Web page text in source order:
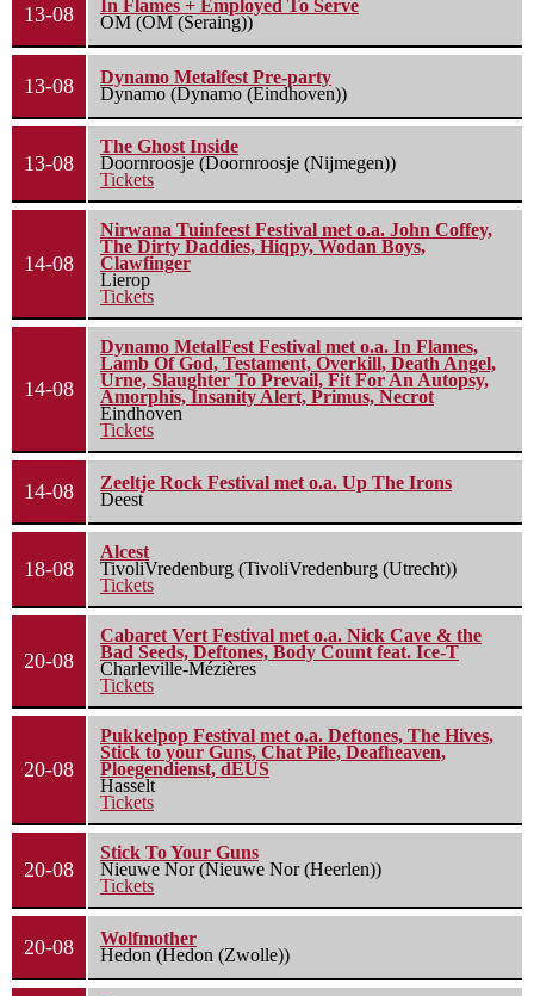
13-08
In Flames + Employed To Serve
OM (OM (Seraing))
13-08
Dynamo Metalfest Pre-party
Dynamo (Dynamo (Eindhoven))
13-08
The Ghost Inside
Doornroosje (Doornroosje (Nijmegen))
Tickets
14-08
Nirwana Tuinfeest Festival met o.a. John Coffey,
The Dirty Daddies, Hiqpy, Wodan Boys,
Clawfinger
Lierop
Tickets
14-08
Dynamo MetalFest Festival met o.a. In Flames,
Lamb Of God, Testament, Overkill, Death Angel,
Urne, Slaughter To Prevail, Fit For An Autopsy,
Amorphis, Insanity Alert, Primus, Necrot
Eindhoven
Tickets
14-08
Zeeltje Rock Festival met o.a. Up The Irons
Deest
18-08
Alcest
TivoliVredenburg (TivoliVredenburg (Utrecht))
Tickets
20-08
Cabaret Vert Festival met o.a. Nick Cave & the
Bad Seeds, Deftones, Body Count feat. Ice-T
Charleville-Mézières
Tickets
20-08
Pukkelpop Festival met o.a. Deftones, The Hives,
Stick to your Guns, Chat Pile, Deafheaven,
Ploegendienst, dEUS
Hasselt
Tickets
20-08
Stick To Your Guns
Nieuwe Nor (Nieuwe Nor (Heerlen))
Tickets
20-08
Wolfmother
Hedon (Hedon (Zwolle))